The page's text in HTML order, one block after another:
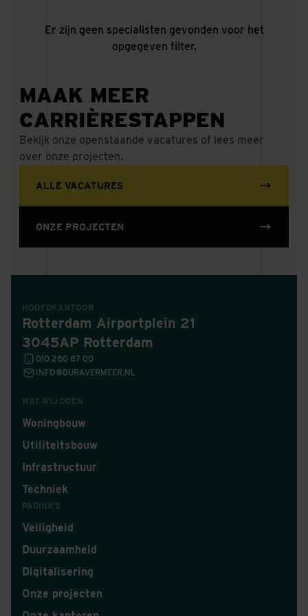
Er zijn geen specialisten gevonden voor het
opgegeven filter.
MAAK MEER
CARRIÈRESTAPPEN
Bekijk onze openstaande vacatures of lees meer
over onze projecten.
ALLE VACATURES
ONZE PROJECTEN
WAT WIJ DOEN
Woningbouw
Utiliteitsbouw
Infrastructuur
Techniek
PAGINA'S
Veiligheid
Duurzaamheid
Digitalisering
Onze projecten
HOOFDKANTOOR
Rotterdam Airportplein 21
3045AP Rotterdam
010 280 87 00
INFO@DURAVERMEER.NL